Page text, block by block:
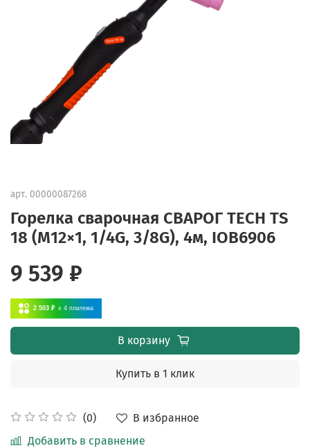
арт. 00000087268
Горелка сварочная СВАРОГ TECH TS
18 (M12×1, 1/4G, 3/8G), 4м, IOB6906
(0)
В избранное
Добавить в сравнение
9 539 ₽
2 503 ₽ x 4 платежа
В корзину
Купить в 1 клик